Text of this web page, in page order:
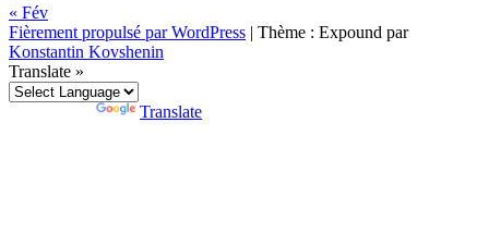
« Fév
Fièrement propulsé par WordPress | Thème : Expound par
Konstantin Kovshenin
Translate »
Translate